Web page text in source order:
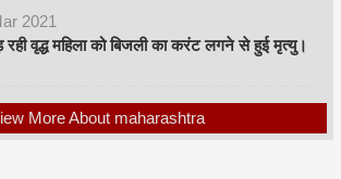
2021
वृद्ध महिला को बिजली का करंट लगने से हुई मृत्यु।
More About maharashtra